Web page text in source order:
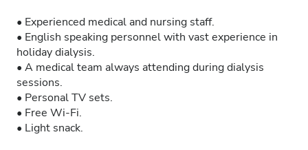
• Experienced medical and nursing staff.
• English speaking personnel with vast experience in
holiday dialysis.
• A medical team always attending during dialysis
sessions.
• Personal TV sets.
• Free Wi-Fi.
• Light snack.